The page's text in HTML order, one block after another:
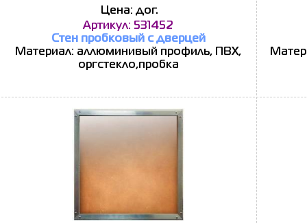
Цена: дог.
Артикул: 531452
Стен пробковый с дверцей
Материал: аллюминивый профиль, ПВХ,
оргстекло,пробка